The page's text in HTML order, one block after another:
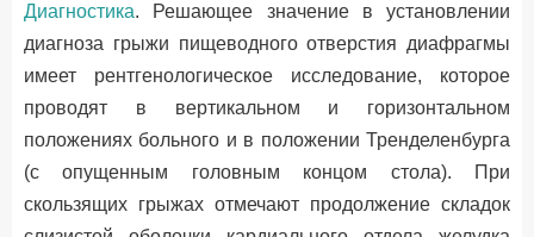
Диагностика. Решающее значение в установлении
диагноза грыжи пищеводного отверстия диафрагмы
имеет рентгенологическое исследование, которое
проводят в вертикальном и горизонтальном
положениях больного и в положении Тренделенбурга
(с опущенным головным концом стола). При
скользящих грыжах отмечают продолжение складок